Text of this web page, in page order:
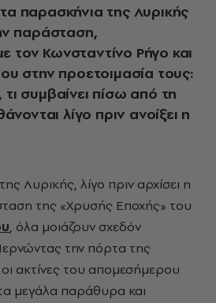
παρασκήνια της Λυρικής
παράσταση,
τον Κωνσταντίνο Ρήγο και
στην προετοιμασία τους:
συμβαίνει πίσω από τη
λίγο πριν ανοίξει η
της «Χρυσής Εποχής» του
, όλα μοιάζουν σχεδόν
την πόρτα της
ακτίνες του απομεσήμερου
μεγάλα παράθυρα και